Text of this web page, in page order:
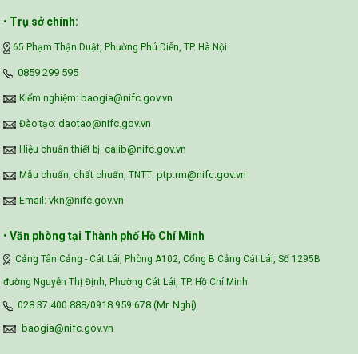
Vietnam Center for Food Safety Risk
• Trụ sở chính:
65 Phạm Thận Duật, Phường Phú Diễn, TP. Hà Nội
‪0859 299 595‬
Kiểm nghiệm: baogia@nifc.gov.vn
Đào tạo: daotao@nifc.gov.vn
Hiệu chuẩn thiết bị: calib@nifc.gov.vn
Mẫu chuẩn, chất chuẩn, TNTT: ptp.rm@nifc.gov.vn
Email: vkn@nifc.gov.vn
• Văn phòng tại Thành phố Hồ Chí Minh
Cảng Tân Cảng - Cát Lái, Phòng A102, Cổng B Cảng Cát Lái, Số 1295B
đường Nguyễn Thị Định, Phường Cát Lái, TP. Hồ Chí Minh
028.37.400.888/0918.959.678 (Mr. Nghị)
baogia@nifc.gov.vn